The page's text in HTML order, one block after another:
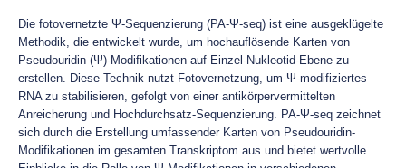
Die fotovernetzte Ψ-Sequenzierung (PA-Ψ-seq) ist eine ausgeklügelte
Methodik, die entwickelt wurde, um hochauflösende Karten von
Pseudouridin (Ψ)-Modifikationen auf Einzel-Nukleotid-Ebene zu
erstellen. Diese Technik nutzt Fotovernetzung, um Ψ-modifiziertes
RNA zu stabilisieren, gefolgt von einer antikörpervermittelten
Anreicherung und Hochdurchsatz-Sequenzierung. PA-Ψ-seq zeichnet
sich durch die Erstellung umfassender Karten von Pseudouridin-
Modifikationen im gesamten Transkriptom aus und bietet wertvolle